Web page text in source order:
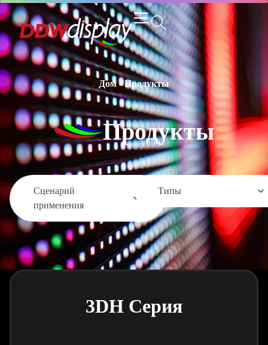
Дом-Продукты
Продукты
Сценарий
применения
Типы
3DH Серия